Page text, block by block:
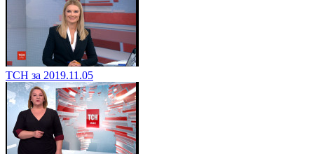
ТСН за 2019.11.05